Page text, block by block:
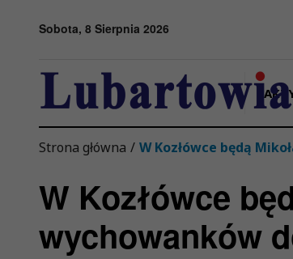
Sobota, 8 Sierpnia 2026
Strona główna / W Kozłówce będą
W Kozłówce
wychowanków